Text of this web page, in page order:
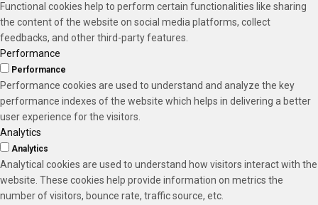
Functional cookies help to perform certain functionalities like sharing
the content of the website on social media platforms, collect
feedbacks, and other third-party features.
Performance
Performance
Performance cookies are used to understand and analyze the key
performance indexes of the website which helps in delivering a better
user experience for the visitors.
Analytics
Analytics
Analytical cookies are used to understand how visitors interact with the
website. These cookies help provide information on metrics the
number of visitors, bounce rate, traffic source, etc.